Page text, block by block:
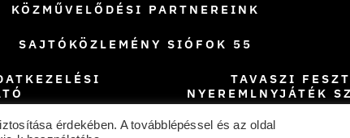
KÖZMŰVELŐDÉSI PARTNEREINK
SAJTÓKÖZLEMÉNY SIÓFOK 55
TAVASZI
NYEREMLNYJÁTÉK
érdekében. A továbblépéssel és az oldal